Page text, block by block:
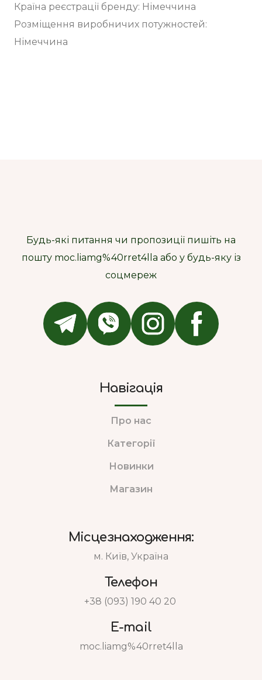
Країна реєстрації бренду: Німеччина
Розміщення виробничих потужностей:
Німеччина
Будь-які питання чи пропозиції пишіть на
пошту moc.liamg%40rret4lla або у будь-яку із
соцмереж
Навігація
Про нас
Категорії
Новинки
Магазин
Місцезнаходження:
м. Київ, Україна
Телефон
+38 (093) 190 40 20
E-mail
moc.liamg%40rret4lla